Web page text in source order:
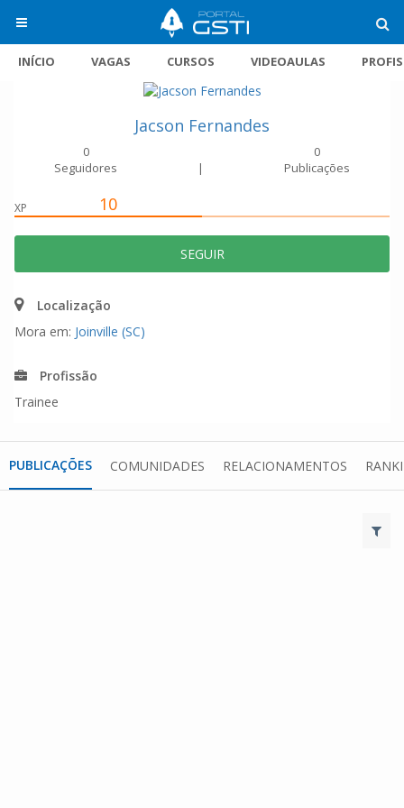
INÍCIO VAGAS CURSOS VIDEOAULAS
Jacson Fernandes
0
Seguidores
|
0
Publicações
XP 10
SEGUIR
Localização
Mora em: Joinville (SC)
Profissão
Trainee
PUBLICAÇÕES COMUNIDADES RELACIONAMENTOS